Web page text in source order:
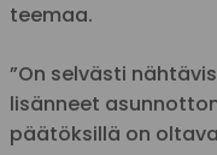
teemaa.
”On selvästi
lisänneet
päätöksillä on